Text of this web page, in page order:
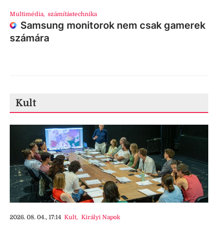
Multimédia, számítástechnika
Samsung monitorok nem csak gamerek
számára
Kult
2026. 08. 04., 17:14 Kult, Királyi Napok